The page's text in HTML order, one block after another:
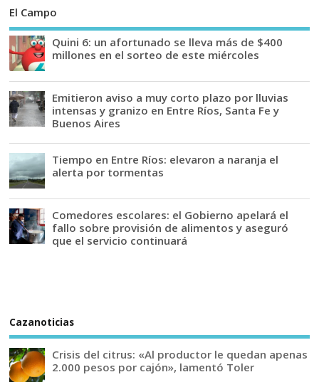
El Campo
Quini 6: un afortunado se lleva más de $400
millones en el sorteo de este miércoles
Emitieron aviso a muy corto plazo por lluvias
intensas y granizo en Entre Ríos, Santa Fe y
Buenos Aires
Tiempo en Entre Ríos: elevaron a naranja el
alerta por tormentas
Comedores escolares: el Gobierno apelará el
fallo sobre provisión de alimentos y aseguró
que el servicio continuará
Cazanoticias
Crisis del citrus: «Al productor le quedan apenas
2.000 pesos por cajón», lamentó Toler